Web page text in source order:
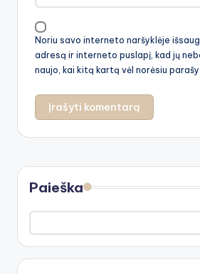
Noriu savo interneto naršyklėje
adresą ir interneto puslapį, kad jų
naujo, kai kitą kartą vėl norėsiu
Paieška